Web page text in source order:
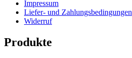
Impressum
Liefer- und Zahlungsbedingungen
Widerruf
Produkte